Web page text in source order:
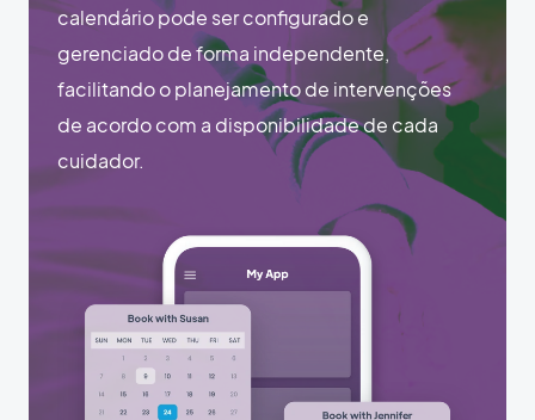
calendário pode ser configurado e
gerenciado de forma independente,
facilitando o planejamento de intervenções
de acordo com a disponibilidade de cada
cuidador.